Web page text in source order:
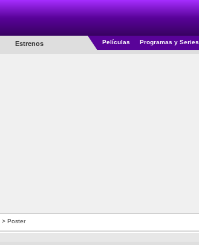
Estrenos Películas Programas y Series
> Poster